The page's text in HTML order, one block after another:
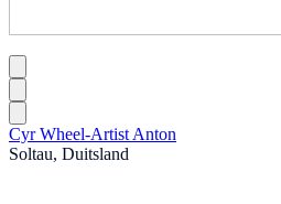
Cyr Wheel-Artist Anton
Soltau, Duitsland